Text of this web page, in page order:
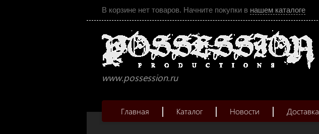
В корзине нет товаров. Начните покупки в нашем каталоге
www.possession.ru
Главная Каталог Новости Доставка